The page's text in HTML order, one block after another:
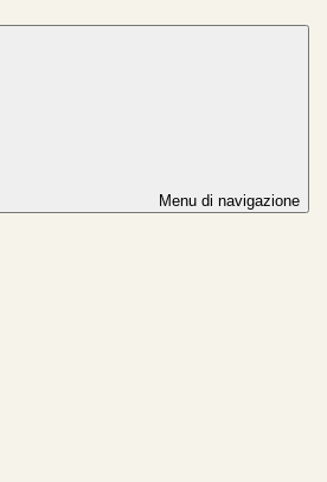
Menu di navigazione